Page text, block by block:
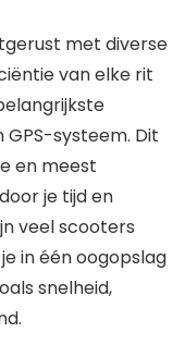
met diverse
van elke rit
systeem. Dit
en meest
je tijd en
veel scooters
in één oogopslag
snelheid,